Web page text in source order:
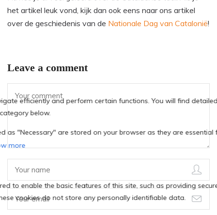
het artikel leuk vond, kijk dan ook eens naar ons artikel
over de geschiedenis van de Nationale Dag van Catalonië!
Leave a comment